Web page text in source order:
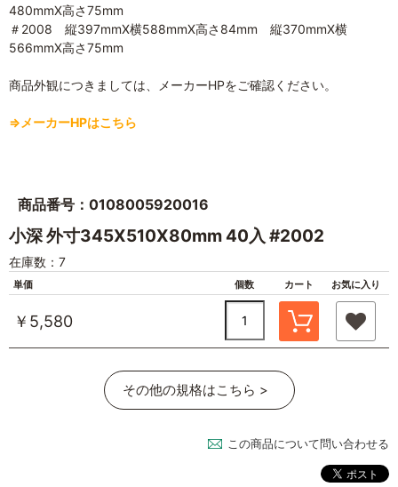
480mmX高さ75mm
＃2008 縦397mmX横588mmX高さ84mm 縦370mmX横
566mmX高さ75mm
商品外観につきましては、メーカーHPをご確認ください。
⇒メーカーHPはこちら
商品番号：0108005920016
小深 外寸345X510X80mm 40入 #2002
在庫数：7
単価 個数 カート お気に入り
￥5,580
その他の規格はこちら >
この商品について問い合わせる